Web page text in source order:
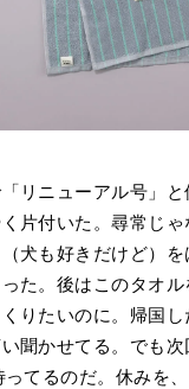
リニューアル号」
片付いた。尋常じ
犬も好きだけど）
た。後はこのタオ
りたいのに。帰国
聞かせてる。でも次
てるのだ。休みを、